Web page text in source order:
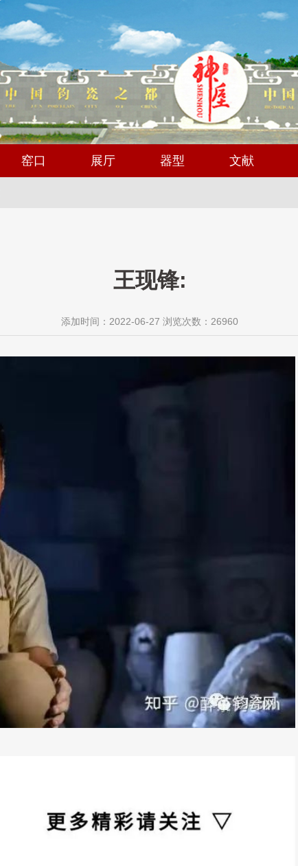
窑口 展厅 器型 文献
王现锋:
添加时间： 2022-06-27 浏览次数： 26960